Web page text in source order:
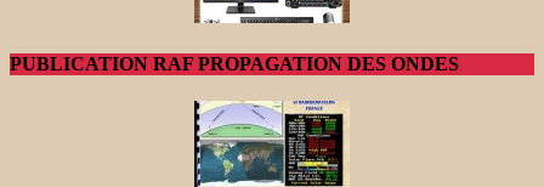
PUBLICATION RAF PROPAGATION DES ONDES